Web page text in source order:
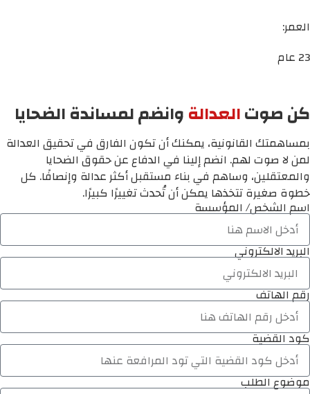
العمر:
23 عام
كن صوتالعدالةوانضم لمساندة الضحايا
بمساهمتك القانونية، يمكنك أن تكون الفارق في تحقيق العدالة
لمن لا صوت لهم. انضم إلينا في الدفاع عن حقوق الضحايا
والمعتقلين، وساهم في بناء مستقبل أكثر عدالة وإنصافًا. كل
خطوة صغيرة تتخذها يمكن أن تُحدث تغييرًا كبيرًا.
اسم الشخص/ المؤسسة
البريد الالكتروني
رقم الهاتف
كود القضية
موضوع الطلب